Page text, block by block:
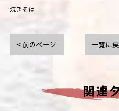
焼きそば
< 前のページ 一覧に
関連